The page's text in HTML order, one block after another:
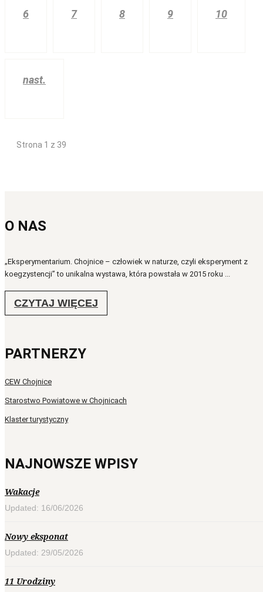
6 7 8 9 10
nast.
Strona 1 z 39
O NAS
„Eksperymentarium. Chojnice – człowiek w naturze, czyli eksperyment z
koegzystencji” to unikalna wystawa, która powstała w 2015 roku ...
CZYTAJ WIĘCEJ
PARTNERZY
CEW Chojnice
Starostwo Powiatowe w Chojnicach
Klaster turystyczny
NAJNOWSZE WPISY
Wakacje
Updated: 16/06/2026
Nowy eksponat
Updated: 29/05/2026
11 Urodziny